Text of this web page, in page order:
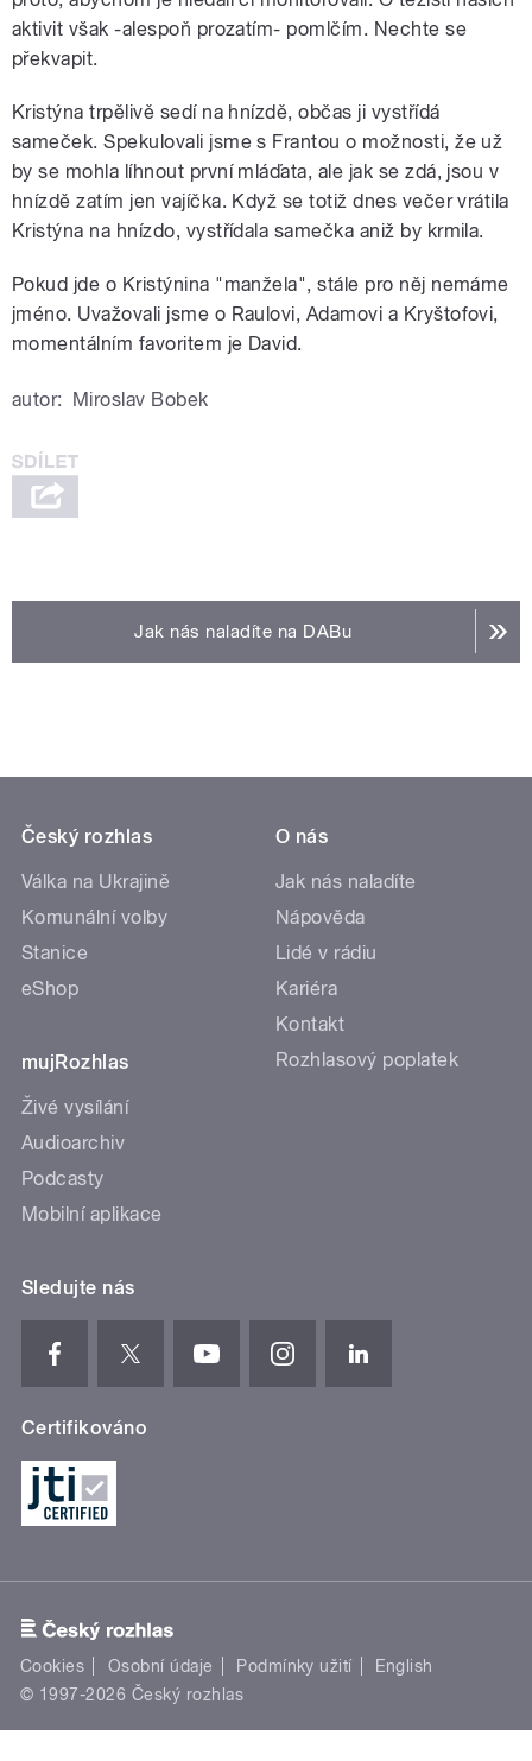
aktivit však -alespoň prozatím- pomlčím. Nechte se
překvapit.
Kristýna trpělivě sedí na hnízdě, občas ji vystřídá
sameček. Spekulovali jsme s Frantou o možnosti, že už
by se mohla líhnout první mláďata, ale jak se zdá, jsou v
hnízdě zatím jen vajíčka. Když se totiž dnes večer vrátila
Kristýna na hnízdo, vystřídala samečka aniž by krmila.
Pokud jde o Kristýnina "manžela", stále pro něj nemáme
jméno. Uvažovali jsme o Raulovi, Adamovi a Kryštofovi,
momentálním favoritem je David.
autor: Miroslav Bobek
Jak nás naladíte na DABu
Český rozhlas
Válka na Ukrajině
Komunální volby
Stanice
eShop
mujRozhlas
Živé vysílání
Audioarchiv
Podcasty
Mobilní aplikace
O nás
Jak nás naladíte
Nápověda
Lidé v rádiu
Kariéra
Kontakt
Rozhlasový poplatek
Sledujte nás
Certifikováno
Cookies Osobní údaje Podmínky užití
English
© 1997-2026 Český rozhlas